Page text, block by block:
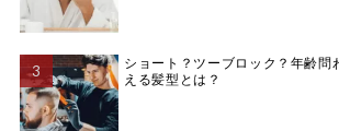
ショート？ツーブロック？年齢問
える髪型とは？